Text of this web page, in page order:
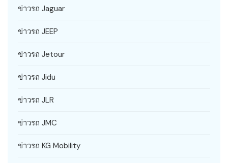
ข่าวรถ Jaguar
ข่าวรถ JEEP
ข่าวรถ Jetour
ข่าวรถ Jidu
ข่าวรถ JLR
ข่าวรถ JMC
ข่าวรถ KG Mobility